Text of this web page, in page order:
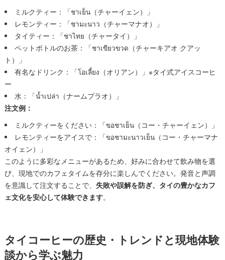
ミルクティー：「ชาเย็น（チャーイェン）」
レモンティー：「ชามะนาว（チャーマナオ）」
タイティー：「ชาไทย（チャータイ）」
ペットボトルのお茶：「ชาเขียวขวด（チャーキアオ クアッ
ト）」
有名なドリンク：「โอเลี้ยง（オリアン）」※タイ式アイスコーヒ
ー
水：「น้ำเปล่า（ナームプラオ）」
注文例：
ミルクティーをください：「ขอชาเย็น（コー・チャーイェン）」
レモンティーをアイスで：「ขอชามะนาวเย็น（コー・チャーマナ
オイェン）」
このように多彩なメニューがあるため、好みに合わせて飲み物を選
び、現地でのカフェタイムを存分に楽しんでください。発音と声調
を意識して注文することで、 失敗や誤解を防ぎ、タイの豊かなカフ
ェ文化を安心して体験できます。
タイコーヒーの歴史・トレンドと現地体験
談から学ぶ魅力